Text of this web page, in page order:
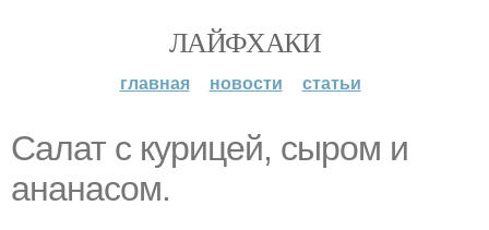
ЛАЙФХАКИ
главная новости статьи
Салат с курицей, сыром и
ананасом.